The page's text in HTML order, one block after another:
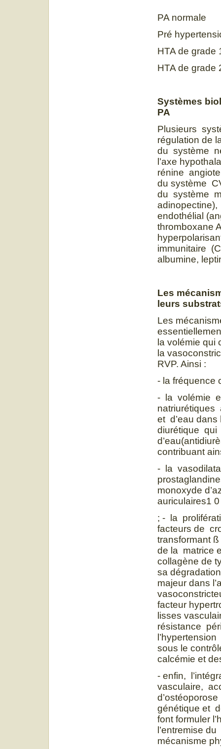
PA
Pré
HTA de grade
HTA
Systèmes
PA
Plusieurs
régulation de
du système
l’axe
rénine
du système
du système
endothélial
thromboxane
immunitaire
albumine,
Les
leurs
Les
la volémie qui
la
RVP. Ainsi :
- la fréquence
- la volémie
et d’eau
diurétique
contribuant
- la
monoxyde
auriculaires1 0
; - la
facteurs de
transformant
de la matrice
collagène de
sa
majeur dans
facteur
lisses
résistance
sous le
calcémie et
- enfin,
vasculaire,
génétique et
font formuler
l’entremise
mécanisme